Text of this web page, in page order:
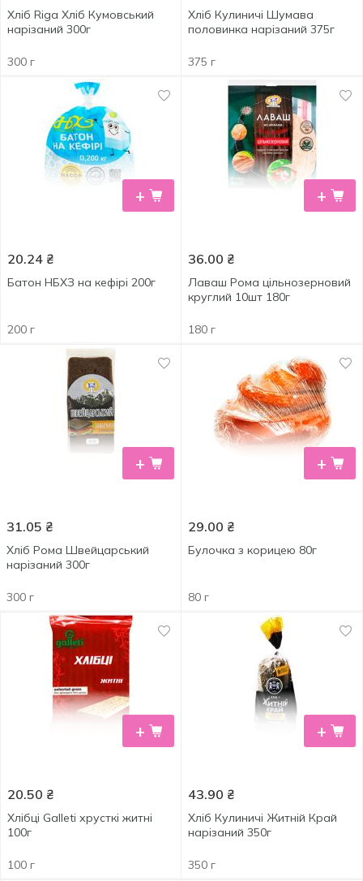
Хліб Riga Хліб Кумовський
нарізаний 300г
300 г
Хліб Кулиничі Шумава
половинка нарізаний 375г
375 г
+
20.24 ₴
Батон НБХЗ на кефірі 200г
200 г
+
36.00 ₴
Лаваш Рома цільнозерновий
круглий 10шт 180г
180 г
+
31.05 ₴
Хліб Рома Швейцарський
нарізаний 300г
300 г
+
29.00 ₴
Булочка з корицею 80г
80 г
+
20.50 ₴
Хлібці Galleti хрусткі житні
100г
100 г
+
43.90 ₴
Хліб Кулиничі Житній Край
нарізаний 350г
350 г